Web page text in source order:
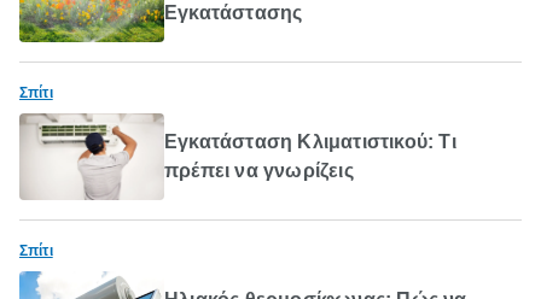
Εγκατάστασης
Σπίτι
Εγκατάσταση Κλιματιστικού: Τι
πρέπει να γνωρίζεις
Σπίτι